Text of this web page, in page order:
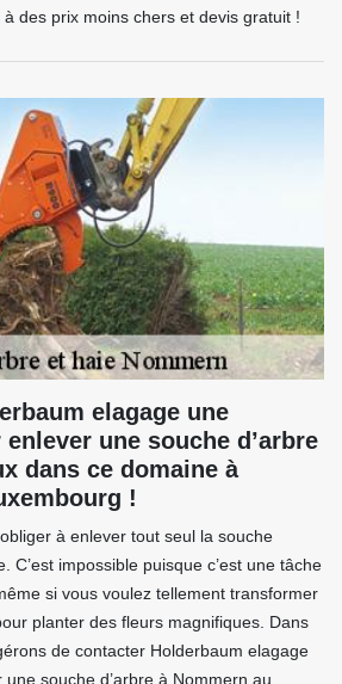
des prix moins chers et devis gratuit !
elagage une
une souche d’arbre
dans ce domaine à
!
à enlever tout seul la souche
C’est impossible puisque c’est une tâche
si vous voulez tellement transformer
planter des fleurs magnifiques. Dans
de contacter Holderbaum elagage
souche d’arbre à Nommern au